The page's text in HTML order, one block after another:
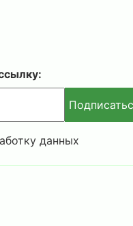
данных